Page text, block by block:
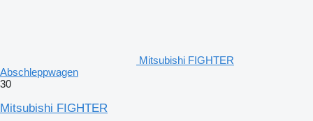
Mitsubishi FIGHTER
Abschleppwagen
30
Mitsubishi FIGHTER